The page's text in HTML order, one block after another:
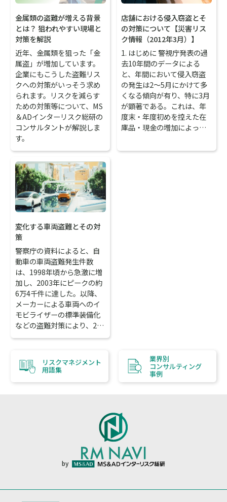
金属類の盗難が増える背景
とは？ 狙われやすい現場と
対策を解説
近年、金属類を狙った「金
属盗」が増加しています。
企業にもこうした盗難リス
クへの対策がいっそう求め
られます。リスクを減らす
ための対策等について、MS
＆ADインターリスク総研の
コンサルタントが解説しま
す。
店舗における侵入窃盗とそ
の対策について【災害リス
ク情報（2012年3月）】
1. はじめに 警視庁発表の過
去10年間のデータによる
と、年間において侵入窃盗
の発生は2～5月にかけて多
くなる傾向が有り、特に3月
が顕著である。これは、年
度末・年度初めを控えた在
庫品・現金の増加によっ…
変化する車両盗難とその対
策
警察庁の資料によると、自
動車の車両盗難発生件数
は、1998年頃から急激に増
加し、2003年にピークの約
6万4千件に達した。以降、
メーカーによる車両へのイ
モビライザーの標準装備化
などの盗難対策により、2…
リスクマネジメント
用語集
業界別
コンサルティング
事例
by